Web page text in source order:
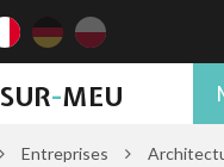
SUR-MEU
Entreprises